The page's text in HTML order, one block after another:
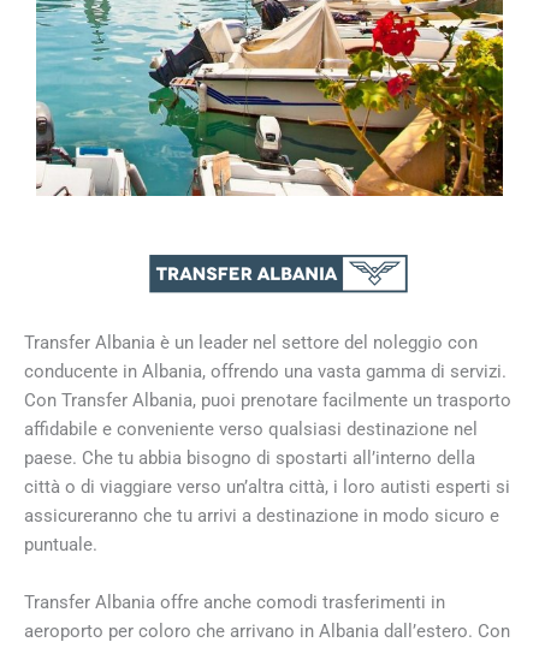
Transfer Albania è un leader nel settore del noleggio con
conducente in Albania, offrendo una vasta gamma di servizi.
Con Transfer Albania, puoi prenotare facilmente un trasporto
affidabile e conveniente verso qualsiasi destinazione nel
paese. Che tu abbia bisogno di spostarti all’interno della
città o di viaggiare verso un’altra città, i loro autisti esperti si
assicureranno che tu arrivi a destinazione in modo sicuro e
puntuale.
Transfer Albania offre anche comodi trasferimenti in
aeroporto per coloro che arrivano in Albania dall’estero. Con